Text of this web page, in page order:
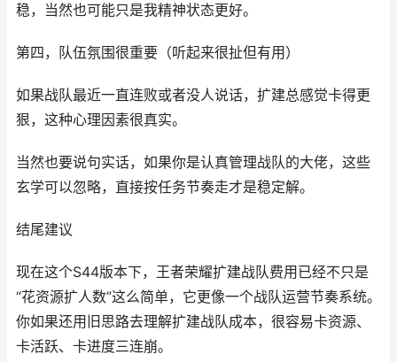
稳，当然也可能只是我精神状态更好。
第四，队伍氛围很重要（听起来很扯但有用）
如果战队最近一直连败或者没人说话，扩建总感觉卡得更
狠，这种心理因素很真实。
当然也要说句实话，如果你是认真管理战队的大佬，这些
玄学可以忽略，直接按任务节奏走才是稳定解。
结尾建议
现在这个S44版本下，王者荣耀扩建战队费用已经不只是
“花资源扩人数”这么简单，它更像一个战队运营节奏系统。
你如果还用旧思路去理解扩建战队成本，很容易卡资源、
卡活跃、卡进度三连崩。